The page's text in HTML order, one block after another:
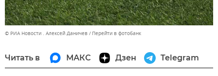
© РИА Новости . Алексей Даничев Перейти в фотобанк
Читать в МАКС Дзен Telegram